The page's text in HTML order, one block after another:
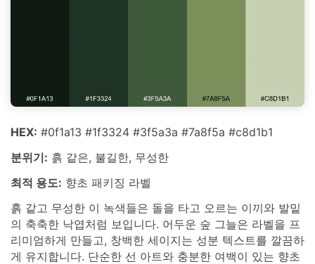
HEX: #0f1a13 #1f3324 #3f5a3a #7a8f5a #c8d1b1
분위기: 흙 같은, 불길한, 무성한
최적 용도: 향초 패키징 라벨
흙 같고 무성한 이 녹색들은 돌을 타고 오르는 이끼와 발밑
의 축축한 낙엽처럼 보입니다. 어두운 숲 그늘은 라벨을 프
리미엄하게 만들고, 창백한 세이지는 성분 텍스트를 깔끔하
게 유지합니다. 단순한 선 아트와 충분한 여백이 있는 향초